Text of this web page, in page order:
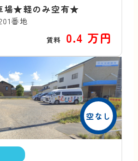
場★軽のみ空有★
番地
賃料 0.4 万円
空なし